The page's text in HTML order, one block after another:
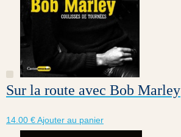
Sur la route avec Bob Marley
14.00 €Ajouter au panier